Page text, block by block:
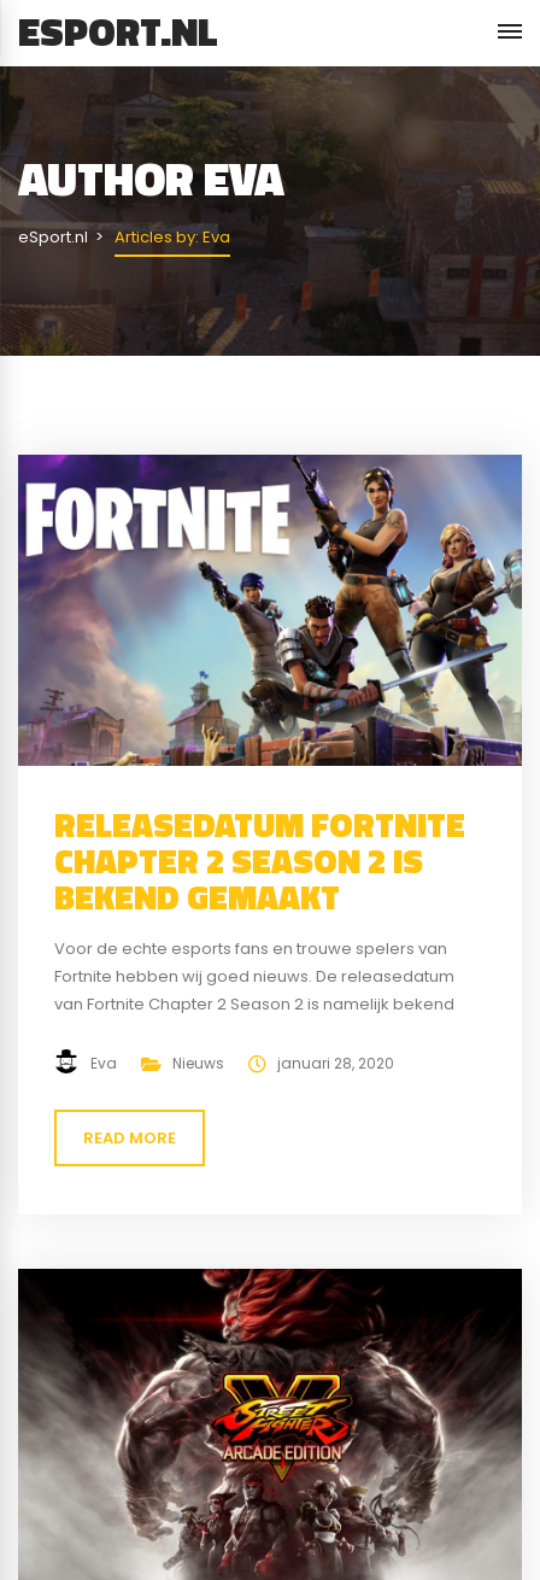
ESPORT.NL
AUTHOREVA
eSport.nl Articles by: Eva
RELEASEDATUM FORTNITE
CHAPTER 2 SEASON 2 IS
BEKEND GEMAAKT
Voor de echte esports fans en trouwe spelers van
Fortnite hebben wij goed nieuws. De releasedatum
van Fortnite Chapter 2 Season 2 is namelijk bekend
vanaf donderdag 20 februari. Zet deze datum alvast
Chapter 2 Season 2 wil je...
Eva Nieuws januari 28, 2020
READ MORE